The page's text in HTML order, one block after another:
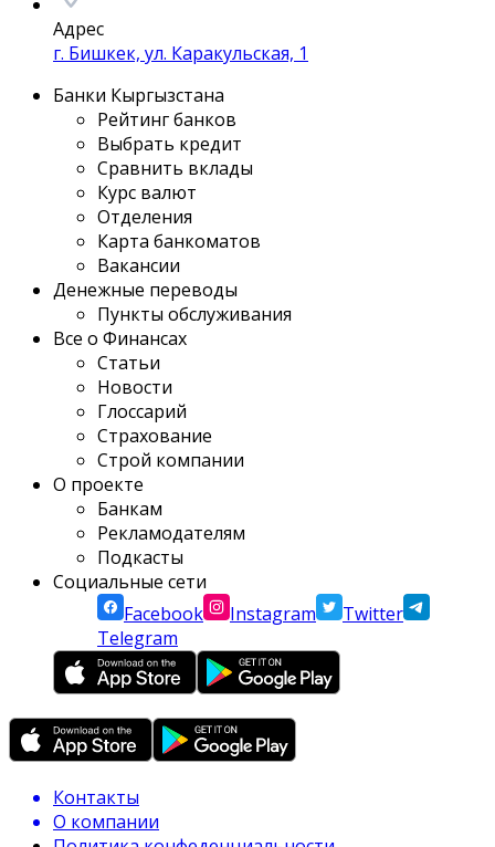
Адрес
г. Бишкек, ул. Каракульская, 1
Банки Кыргызстана
Рейтинг банков
Выбрать кредит
Сравнить вклады
Курс валют
Отделения
Карта банкоматов
Вакансии
Денежные переводы
Пункты обслуживания
Все о Финансах
Статьи
Новости
Глоссарий
Страхование
Строй компании
О проекте
Банкам
Рекламодателям
Подкасты
Социальные сети
Facebook
Instagram
Twitter
Telegram
Контакты
О компании